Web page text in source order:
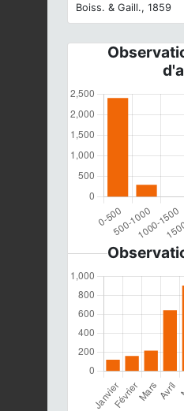
Boiss. & Gaill., 1859